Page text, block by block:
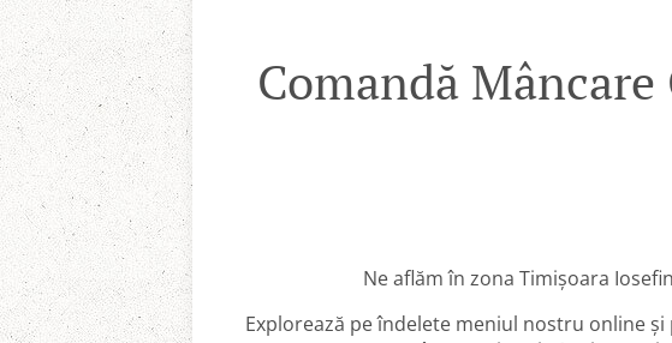
Comandă
Ne aflăm în zona Timișoara
Explorează pe îndelete meniul nostru online